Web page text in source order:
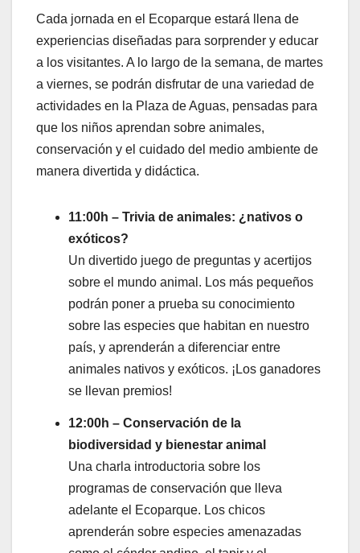
Cada jornada en el Ecoparque estará llena de
experiencias diseñadas para sorprender y educar
a los visitantes. A lo largo de la semana, de martes
a viernes, se podrán disfrutar de una variedad de
actividades en la Plaza de Aguas, pensadas para
que los niños aprendan sobre animales,
conservación y el cuidado del medio ambiente de
manera divertida y didáctica.
11:00h – Trivia de animales: ¿nativos o
exóticos?
Un divertido juego de preguntas y acertijos
sobre el mundo animal. Los más pequeños
podrán poner a prueba su conocimiento
sobre las especies que habitan en nuestro
país, y aprenderán a diferenciar entre
animales nativos y exóticos. ¡Los ganadores
se llevan premios!
12:00h – Conservación de la
biodiversidad y bienestar animal
Una charla introductoria sobre los
programas de conservación que lleva
adelante el Ecoparque. Los chicos
aprenderán sobre especies amenazadas